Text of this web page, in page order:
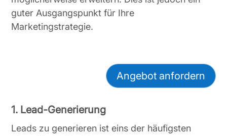
guter Ausgangspunkt für Ihre
Marketingstrategie.
Angebot anfordern
1. Lead-Generierung
Leads zu generieren ist eins der häufigsten